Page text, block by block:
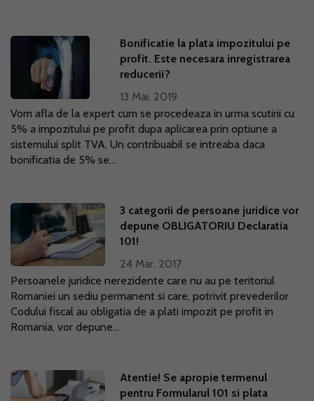
Bonificatie la plata impozitului pe
profit. Este necesara inregistrarea
reducerii?
13 Mai. 2019
Vom afla de la expert cum se procedeaza in urma scutirii cu
5% a impozitului pe profit dupa aplicarea prin optiune a
sistemului split TVA. Un contribuabil se intreaba daca
bonificatia de 5% se...
3 categorii de persoane juridice vor
depune OBLIGATORIU Declaratia
101!
24 Mar. 2017
Persoanele juridice nerezidente care nu au pe teritoriul
Romaniei un sediu permanent si care, potrivit prevederilor
Codului fiscal au obligatia de a plati impozit pe profit in
Romania, vor depune...
Atentie! Se apropie termenul
pentru Formularul 101 si plata